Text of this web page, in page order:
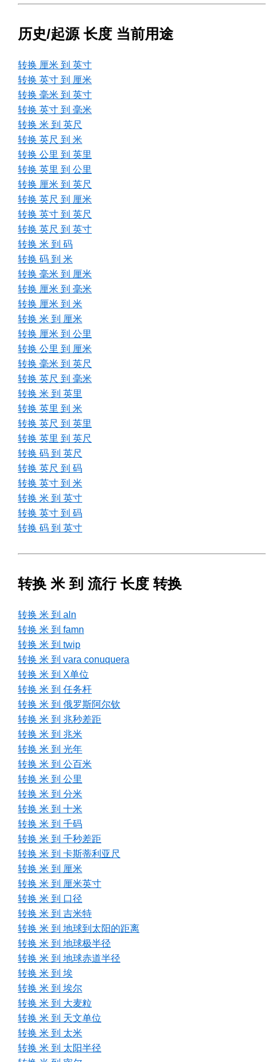
历史/起源 长度 当前用途
转换 厘米 到 英寸
转换 英寸 到 厘米
转换 毫米 到 英寸
转换 英寸 到 毫米
转换 米 到 英尺
转换 英尺 到 米
转换 公里 到 英里
转换 英里 到 公里
转换 厘米 到 英尺
转换 英尺 到 厘米
转换 英寸 到 英尺
转换 英尺 到 英寸
转换 米 到 码
转换 码 到 米
转换 毫米 到 厘米
转换 厘米 到 毫米
转换 厘米 到 米
转换 米 到 厘米
转换 厘米 到 公里
转换 公里 到 厘米
转换 毫米 到 英尺
转换 英尺 到 毫米
转换 米 到 英里
转换 英里 到 米
转换 英尺 到 英里
转换 英里 到 英尺
转换 码 到 英尺
转换 英尺 到 码
转换 英寸 到 米
转换 米 到 英寸
转换 英寸 到 码
转换 码 到 英寸
转换 米 到 流行 长度 转换
转换 米 到 aln
转换 米 到 famn
转换 米 到 twip
转换 米 到 vara conuquera
转换 米 到 X单位
转换 米 到 任务杆
转换 米 到 俄罗斯阿尔钦
转换 米 到 兆秒差距
转换 米 到 兆米
转换 米 到 光年
转换 米 到 公百米
转换 米 到 公里
转换 米 到 分米
转换 米 到 十米
转换 米 到 千码
转换 米 到 千秒差距
转换 米 到 卡斯蒂利亚尺
转换 米 到 厘米
转换 米 到 厘米英寸
转换 米 到 口径
转换 米 到 吉米特
转换 米 到 地球到太阳的距离
转换 米 到 地球极半径
转换 米 到 地球赤道半径
转换 米 到 埃
转换 米 到 埃尔
转换 米 到 大麦粒
转换 米 到 天文单位
转换 米 到 太米
转换 米 到 太阳半径